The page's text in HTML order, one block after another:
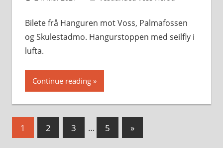
Bilete frå Hanguren mot Voss, Palmafossen
og Skulestadmo. Hangurstoppen med seilfly i
lufta.
Continue reading
Sidepaginering
1 2 3 … 5
Next
Posts
»